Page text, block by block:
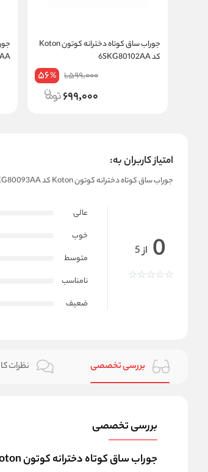
جوراب ساق کوتاه دخترانه کوتون Koton
کد 6SKG80102AA
1,599,000
56%
699,000
امتیاز کاربران به:
جوراب ساق کوتاه دخترانه کوتون Koton کد 6SKG80093AA
0 از 5
عالی
خوب
متوسط
نامناسب
ضعیف
بررسی تخصصی نظرات
بررسی تخصصی
جوراب ساق کوتاه دخترانه کوتون Koton کد 6SKG80093AA